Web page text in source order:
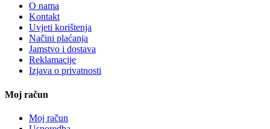
O nama
Kontakt
Uvjeti korištenja
Načini plaćanja
Jamstvo i dostava
Reklamacije
Izjava o privatnosti
Moj račun
Moj račun